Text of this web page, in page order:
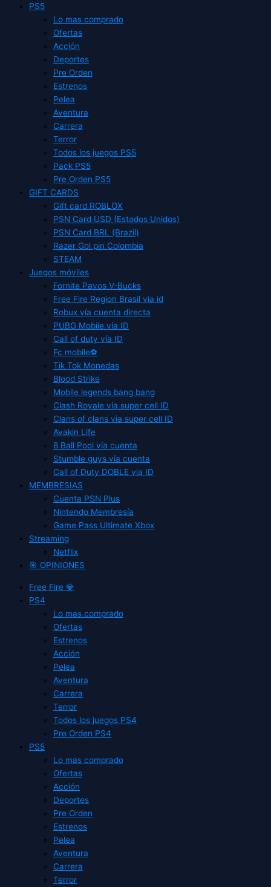
PS5
Lo mas comprado
Ofertas
Acción
Deportes
Pre Orden
Estrenos
Pelea
Aventura
Carrera
Terror
Todos los juegos PS5
Pack PS5
Pre Orden PS5
GIFT CARDS
Gift card ROBLOX
PSN Card USD (Estados Unidos)
PSN Card BRL (Brazil)
Razer Gol pin Colombia
STEAM
Juegos móviles
Fornite Pavos V-Bucks
Free Fire Region Brasil via id
Robux vía cuenta directa
PUBG Mobile vía ID
Call of duty vía ID
Fc mobile⚽
Tik Tok Monedas
Blood Strike
Mobile legends bang bang
Clash Royale vía super cell ID
Clans of clans via super cell ID
Avakin Life
8 Ball Pool vía cuenta
Stumble guys vía cuenta
Call of Duty DOBLE via ID
MEMBRESIAS
Cuenta PSN Plus
Nintendo Membresía
Game Pass Ultimate Xbox
Streaming
Netflix
🎯 OPINIONES
Free Fire 💎
PS4
Lo mas comprado
Ofertas
Estrenos
Acción
Pelea
Aventura
Carrera
Terror
Todos los juegos PS4
Pre Orden PS4
PS5
Lo mas comprado
Ofertas
Acción
Deportes
Pre Orden
Estrenos
Pelea
Aventura
Carrera
Terror